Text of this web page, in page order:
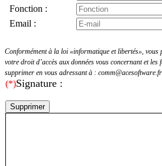
Fonction :
Email :
Conformément à la loi «informatique et libertés», vous
votre droit d’accès aux données vous concernant et
supprimer en vous adressant à : comm@acesoftware.fr
(*)Signature :
Supprimer